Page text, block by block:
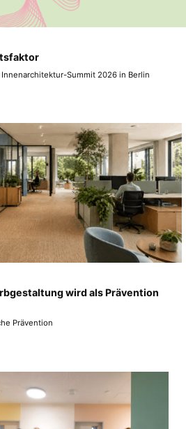
Summit 2026 in Berlin
wird als Prävention
Prävention